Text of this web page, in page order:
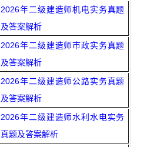
2026年二级建造师机电实务真题
及答案解析
2026年二级建造师市政实务真题
及答案解析
2026年二级建造师公路实务真题
及答案解析
2026年二级建造师水利水电实务
真题及答案解析